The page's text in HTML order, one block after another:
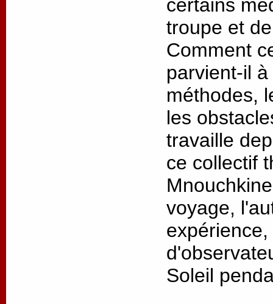
certains
troupe et
Comment
parvient-il
méthodes,
les
travaille
ce collectif
voyage,
Soleil